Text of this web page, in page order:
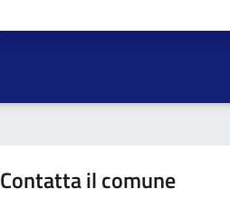
Contatta il comune